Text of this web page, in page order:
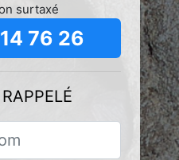
surtaxé
76 26